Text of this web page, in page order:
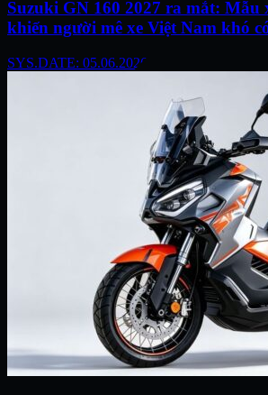
Suzuki GN 160 2027 ra mắt: Mẫu
khiến người mê xe Việt Nam khó
SYS.DATE: 05.06.2026